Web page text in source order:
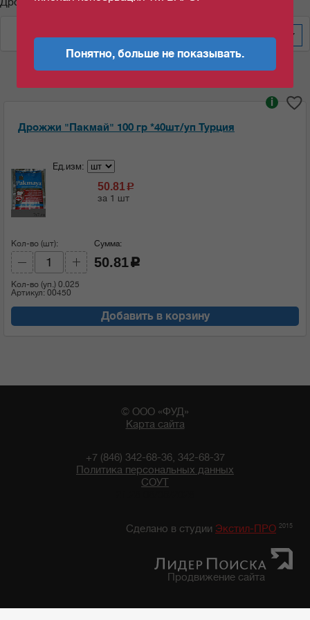
Дрожжи "Пакмай" 100 гр *40шт/уп Турция
i
Ед.изм:
50.81c
за 1 шт
Кол-во (шт):
Кол-во (уп.) 0.025
Артикул: 00450
Сумма:
50.81 c
Добавить в корзину
© ООО «ФУД»
Карта сайта
+7 (846) 342-68-36, 342-68-37
Политика персональных данных
СОУТ
Сделано в студии Экстил-ПРО 2015
Продвижение сайта
Понятно, больше не показывать.